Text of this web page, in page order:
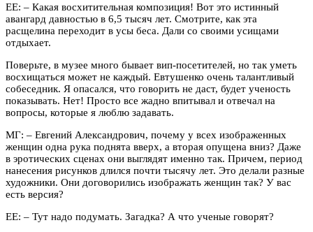
ЕЕ: – Какая восхитительная композиция! Вот это истинный
авангард давностью в 6,5 тысяч лет. Смотрите, как эта
расщелина переходит в усы беса. Дали со своими усищами
отдыхает.
Поверьте, в музее много бывает вип-посетителей, но так уметь
восхищаться может не каждый. Евтушенко очень талантливый
собеседник. Я опасался, что говорить не даст, будет ученость
показывать. Нет! Просто все жадно впитывал и отвечал на
вопросы, которые я люблю задавать.
МГ: – Евгений Александрович, почему у всех изображенных
женщин одна рука поднята вверх, а вторая опущена вниз? Даже
в эротических сценах они выглядят именно так. Причем, период
нанесения рисунков длился почти тысячу лет. Это делали разные
художники. Они договорились изображать женщин так? У вас
есть версия?
ЕЕ: – Тут надо подумать. Загадка? А что ученые говорят?